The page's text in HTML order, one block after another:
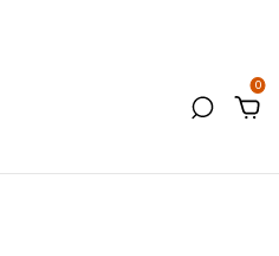
0